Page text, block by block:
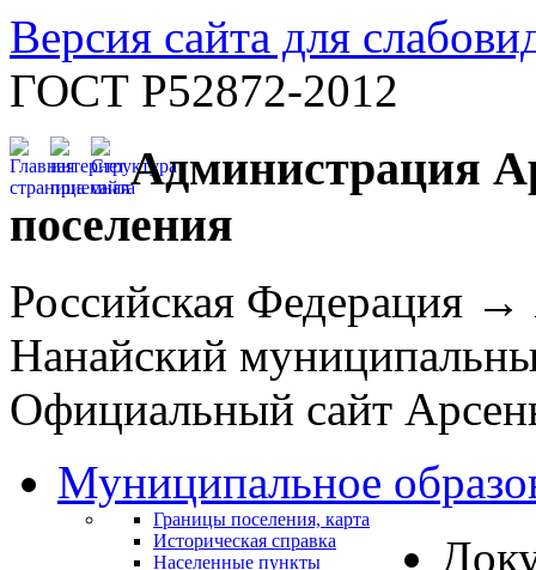
Версия сайта для
ГОСТ Р52872-2012
Администрация
поселения
Российская Федерация
Нанайский
Официальный сайт
Муниципальное
Границы поселения, карта
Историческая справка
Населенные пункты